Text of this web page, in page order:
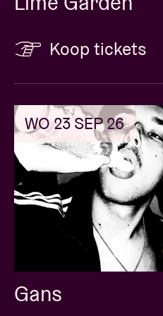
Koop tickets
WO 23 SEP 26
Gans